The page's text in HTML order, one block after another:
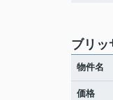
ブリッ
物件名
価格